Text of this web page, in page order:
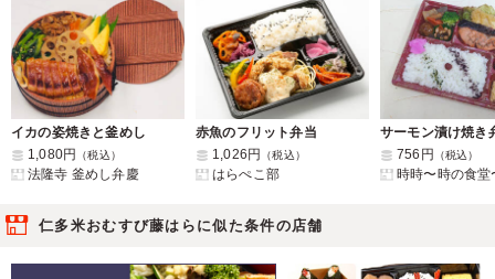
イカの姿焼きと釜めし
1,080円
（税込）
法隆寺 釜めし弁慶
赤魚のフリット弁当
1,026円
（税込）
はらぺこ部
サーモン漬け焼き
756円
（税込）
時時〜時の食堂
仁多米おむすび藤はらに似た条件の店舗